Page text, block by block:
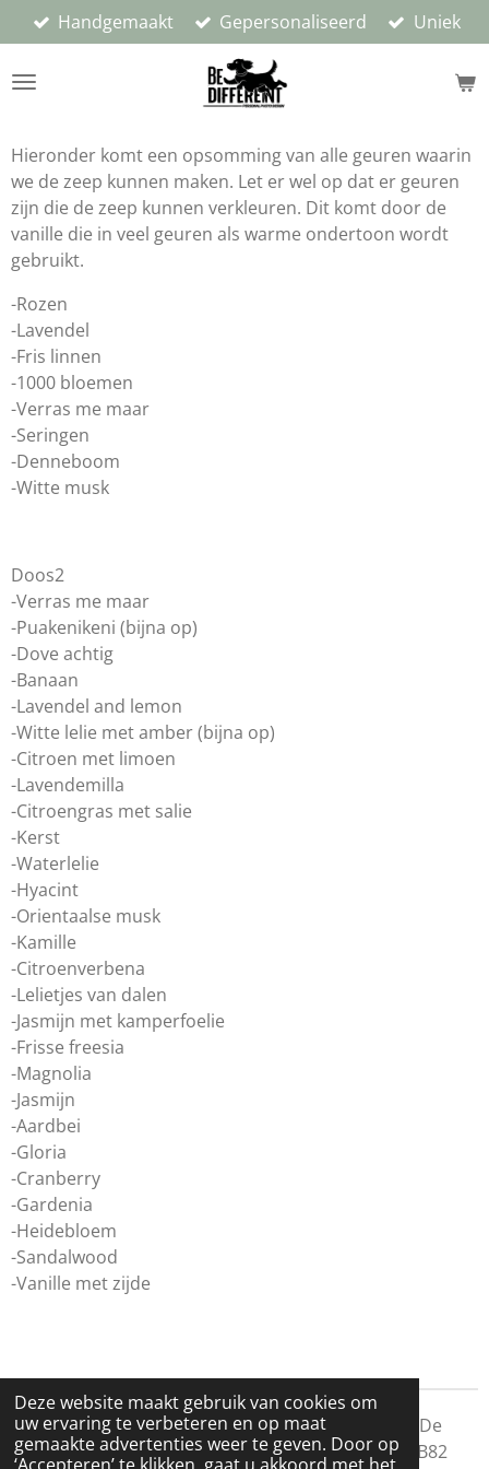
Deze website maakt gebruik van cookies om
uw ervaring te verbeteren en op maat
gemaakte advertenties weer te geven. Door op
direct
naar
Handgemaakt Gepersonaliseerd Uniek
Hieronder komt een opsomming van alle geuren waarin
we de zeep kunnen maken. Let er wel op dat er geuren
zijn die de zeep kunnen verkleuren. Dit komt door de
vanille die in veel geuren als warme ondertoon wordt
gebruikt.
-Rozen
-Lavendel
-Fris linnen
-1000 bloemen
-Verras me maar
-Seringen
-Denneboom
-Witte musk
Doos2
-Verras me maar
-Puakenikeni (bijna op)
-Dove achtig
-Banaan
-Lavendel and lemon
-Witte lelie met amber (bijna op)
-Citroen met limoen
-Lavendemilla
-Citroengras met salie
-Kerst
-Waterlelie
-Hyacint
-Orientaalse musk
-Kamille
-Citroenverbena
-Lelietjes van dalen
-Jasmijn met kamperfoelie
-Frisse freesia
-Magnolia
-Jasmijn
-Aardbei
-Gloria
-Cranberry
-Gardenia
-Heidebloem
-Sandalwood
-Vanille met zijde
© 2019 Be different design © 2019 Fol16 ©2015 De
Zeeptuin KVK 34249116 BTW NL001556170B82